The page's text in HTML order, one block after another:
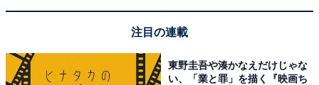
注目の連載
東野圭吾や湊かなえだけじゃな
い、「業と罪」を描く『映画ち